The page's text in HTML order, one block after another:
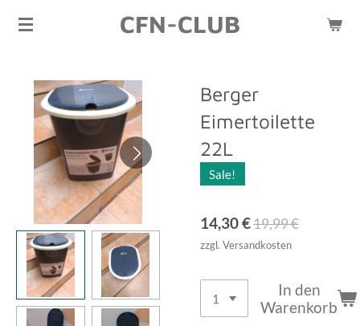
Zum
CFN-CLUB
Berger
Eimertoilette
22L
Sale!
14,30 €19,99 €
zzgl. Versandkosten
In den
Warenkorb